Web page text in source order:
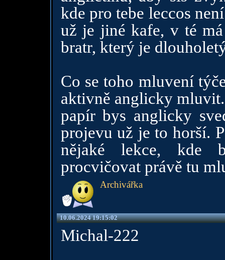
kde pro tebe leccos
už je jiné kafe, v té
bratr, který je
Co se toho mluvení
aktivně anglicky
papír bys anglicky
projevu už je to horší.
nějaké lekce, kde
procvičovat právě tu
Archivářka
10.06.2024 19:15:02
Michal-222